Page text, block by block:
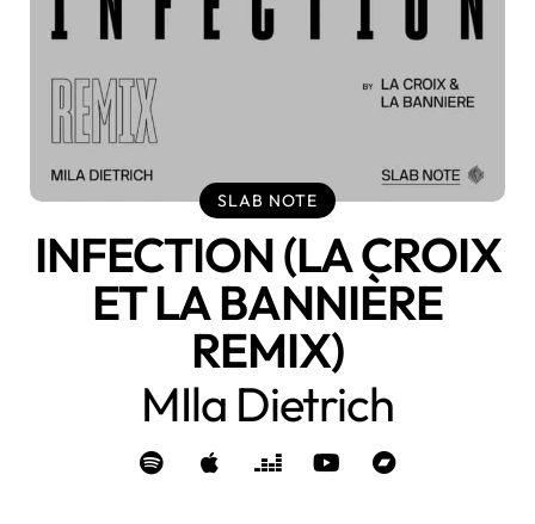
SLAB NOTE
INFECTION (LA CROIX
ET LA BANNIÈRE
REMIX)
MIla Dietrich